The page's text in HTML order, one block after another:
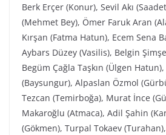
Berk Erçer (Konur), Sevil Akı
(Mehmet Bey), Ömer Faruk Aran
Kırşan (Fatma Hatun), Ecem Sena
Aybars Düzey (Vasilis), Belgin
Begüm Çağla Taşkın (Ülgen
(Baysungur), Alpaslan Özmol
Tezcan (Temirboğa), Murat İnce
Makaroğlu (Atmaca), Adil Şahin
(Gökmen), Turpal Tokaev